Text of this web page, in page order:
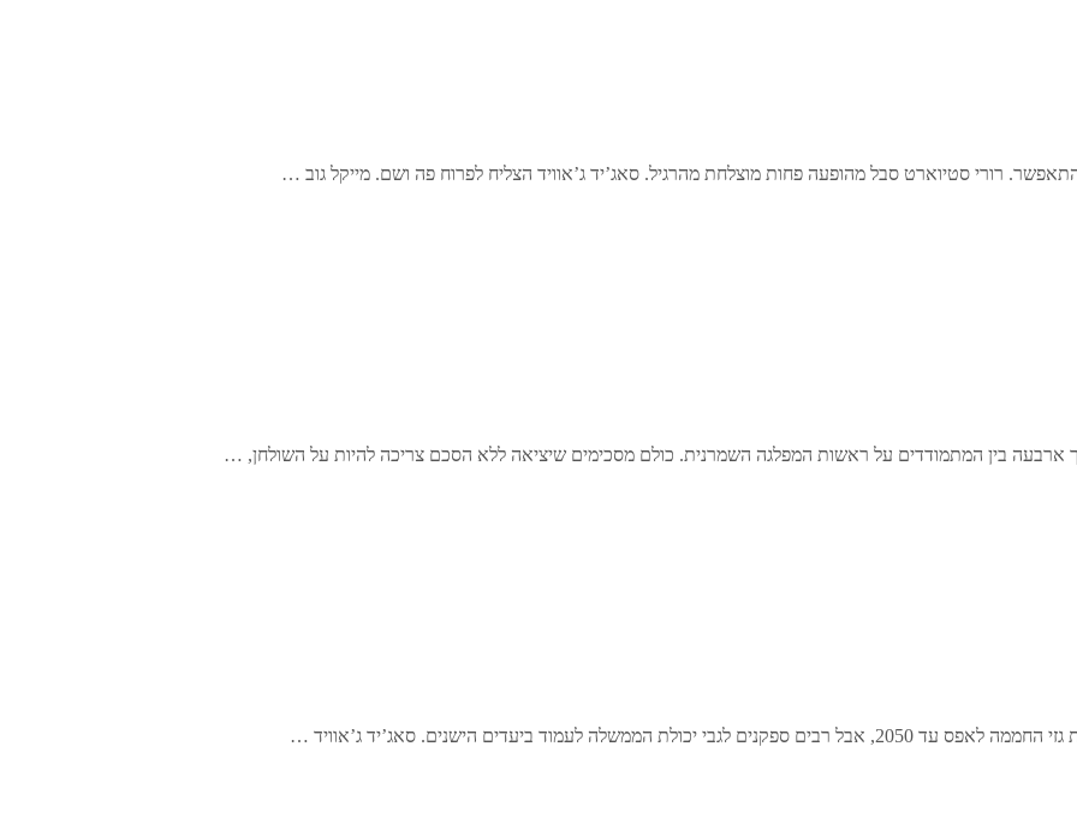
שהתאפשר. רורי סטיוארט סבל מהופעה פחות מוצלחת מהרגיל. סאג’יד ג’אוויד הצליח לפרוח פה ושם. מייקל גוב …
ביעדים הישנים. סאג’יד ג’אוויד …